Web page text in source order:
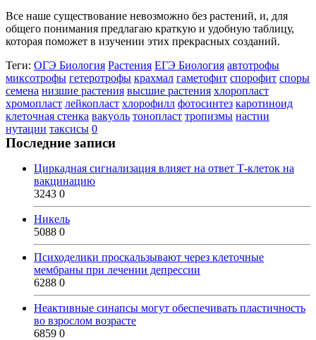
Все наше существование невозможно без растений, и, для
общего понимания предлагаю краткую и удобную таблицу,
которая поможет в изучении этих прекрасных созданий.
Теги: ОГЭ Биология Растения ЕГЭ Биология автотрофы
миксотрофы гетеротрофы крахмал гаметофит спорофит споры
семена низшие растения высшие растения хлоропласт
хромопласт лейкопласт хлорофилл фотосинтез каротиноид
клеточная стенка вакуоль тонопласт тропизмы настии
нутации таксисы 0
Последние записи
Циркадная сигнализация влияет на ответ Т-клеток на
вакцинацию
3243 0
Никель
5088 0
Психоделики проскальзывают через клеточные
мембраны при лечении депрессии
6288 0
Неактивные синапсы могут обеспечивать пластичность
во взрослом возрасте
6859 0